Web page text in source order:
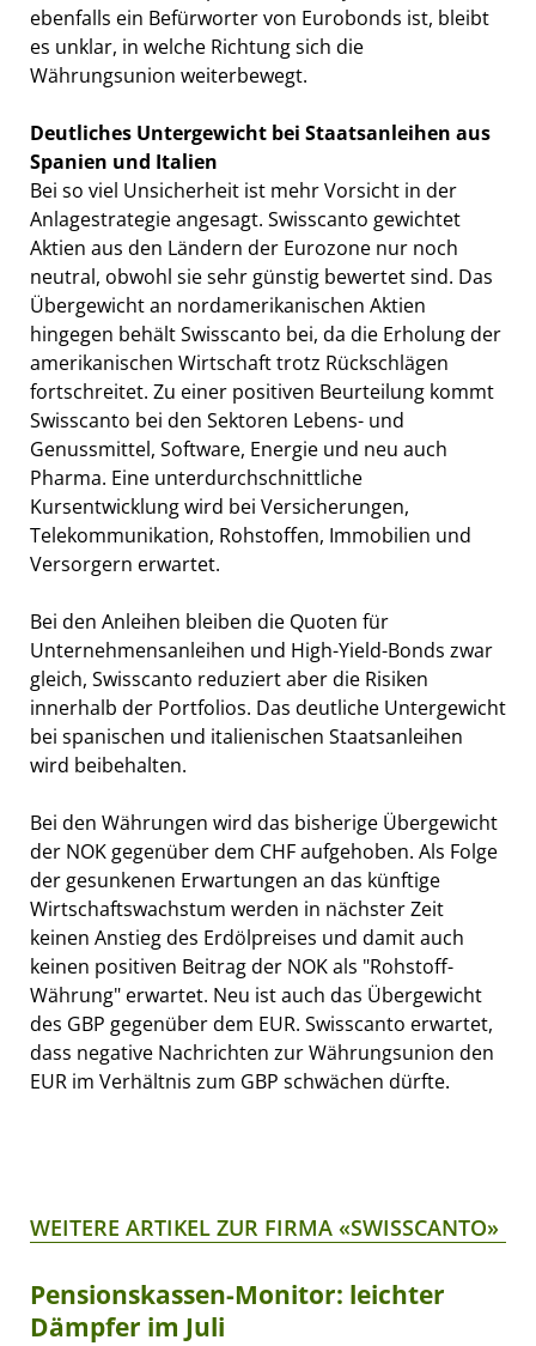
ebenfalls ein Befürworter von Eurobonds ist, bleibt
es unklar, in welche Richtung sich die
Währungsunion weiterbewegt.
Deutliches Untergewicht bei Staatsanleihen aus
Spanien und Italien
Bei so viel Unsicherheit ist mehr Vorsicht in der
Anlagestrategie angesagt. Swisscanto gewichtet
Aktien aus den Ländern der Eurozone nur noch
neutral, obwohl sie sehr günstig bewertet sind. Das
Übergewicht an nordamerikanischen Aktien
hingegen behält Swisscanto bei, da die Erholung der
amerikanischen Wirtschaft trotz Rückschlägen
fortschreitet. Zu einer positiven Beurteilung kommt
Swisscanto bei den Sektoren Lebens- und
Genussmittel, Software, Energie und neu auch
Pharma. Eine unterdurchschnittliche
Kursentwicklung wird bei Versicherungen,
Telekommunikation, Rohstoffen, Immobilien und
Versorgern erwartet.
Bei den Anleihen bleiben die Quoten für
Unternehmensanleihen und High-Yield-Bonds zwar
gleich, Swisscanto reduziert aber die Risiken
innerhalb der Portfolios. Das deutliche Untergewicht
bei spanischen und italienischen Staatsanleihen
wird beibehalten.
Bei den Währungen wird das bisherige Übergewicht
der NOK gegenüber dem CHF aufgehoben. Als Folge
der gesunkenen Erwartungen an das künftige
Wirtschaftswachstum werden in nächster Zeit
keinen Anstieg des Erdölpreises und damit auch
keinen positiven Beitrag der NOK als "Rohstoff-
Währung" erwartet. Neu ist auch das Übergewicht
des GBP gegenüber dem EUR. Swisscanto erwartet,
dass negative Nachrichten zur Währungsunion den
EUR im Verhältnis zum GBP schwächen dürfte.
WEITERE ARTIKEL ZUR FIRMA «SWISSCANTO»
Pensionskassen-Monitor: leichter
Dämpfer im Juli